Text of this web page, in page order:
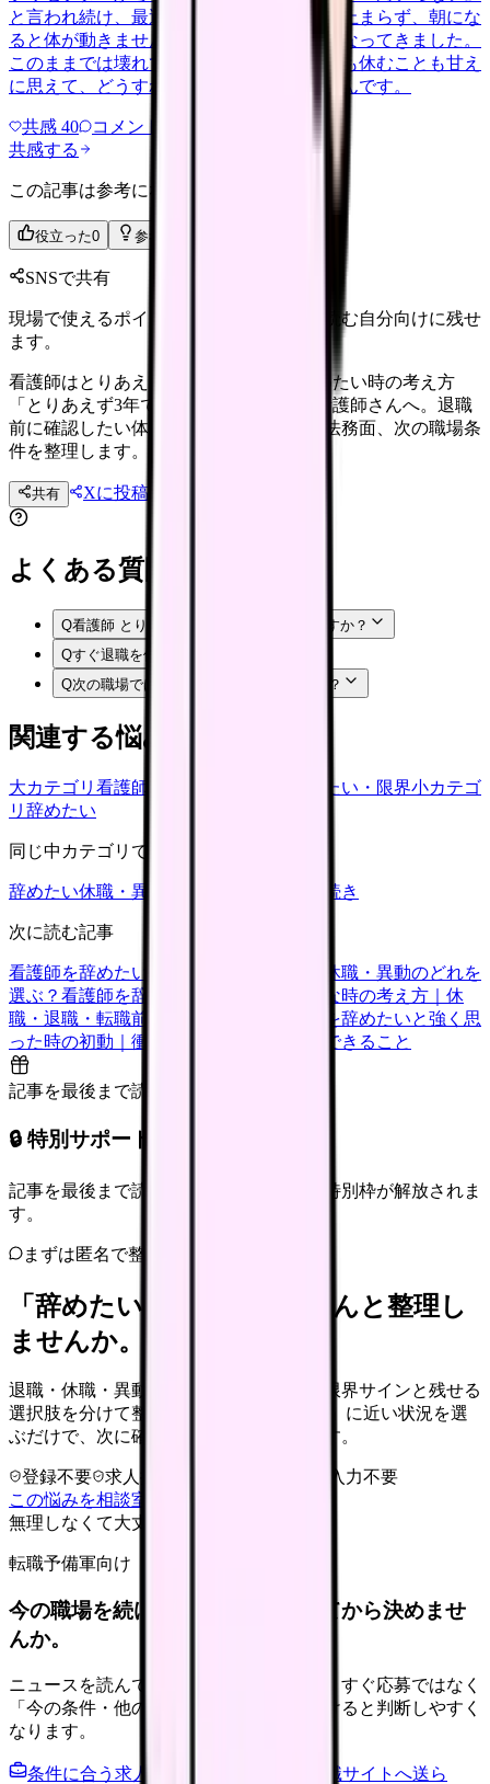
と言われ続け、最近は職場が近づくと涙が止まらず、朝にな
ると体が動きません。食事も喉を通らなくなってきました。
このままでは壊れてしまう気がします。でも休むことも甘え
に思えて、どうすればいいのか分からないんです。
共感 40 コメント
共感する
この記事は参考になりましたか？
役立った0 参考になった
SNSで共有
現場で使えるポイントを、同僚やあとで読む自分向けに残せ
ます。
看護師はとりあえず3年続けるべき？辞めたい時の考え方
「とりあえず3年で辞めたい」と感じる看護師さんへ。退職
前に確認したい体調、職場内の選択肢、法務面、次の職場条
件を整理します。
共有 Xに投稿
よくある質問
Q看護師 とりあえず3年で悩むのは甘えですか？
Qすぐ退職を伝えてもいいですか？
Q次の職場では何を確認すればいいですか？
関連する悩みカテゴリ
大カテゴリ 看護師の悩み 辞めたい・限界小カテゴ
リ 辞めたい
同じ中カテゴリで見る
辞めたい休職・異動 退職手続き
次に読む記事
看護師を辞めたい時の判断基準｜転職・休職・異動のどれを
選ぶ？ 看護師を辞めたいけどお金が不安な時の考え方｜休
職・退職・転職前に確認すること
看護師を辞めたいと強く思
った時の初動｜衝動的に辞める前に今日できること
記事を最後まで読むと解放
🔒 特別サポート枠（未開放）
記事を最後まで読むと、転職サポートの特別枠が解放されま
す。
まずは匿名で整理
「辞めたい」を、カンゴさんと整理し
ませんか。
退職・休職・異動を急いで決める前に、限界サインと残せる
選択肢を分けて整理します。 「辞めたい」に近い状況を選
ぶだけで、次に確認することまで進めます。
登録不要 求人押し売りなし
病院名は入力不要
この悩みを相談室で整理する
無理しなくて大丈夫
転職予備軍向け
今の職場を続けるか、条件を比べてから決めませ
んか。
ニュースを読んで不安が強くなった時は、すぐ応募ではなく
「今の条件・他の選択肢・相談先」を分けると判断しやすく
なります。
条件に合う求人通知を受け取る
外部転職サイトへ送ら